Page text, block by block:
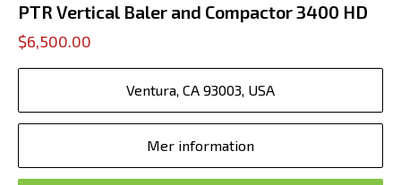
PTR Vertical Baler and Compactor 3400 HD
$6,500.00
Ventura, CA 93003, USA
Mer information